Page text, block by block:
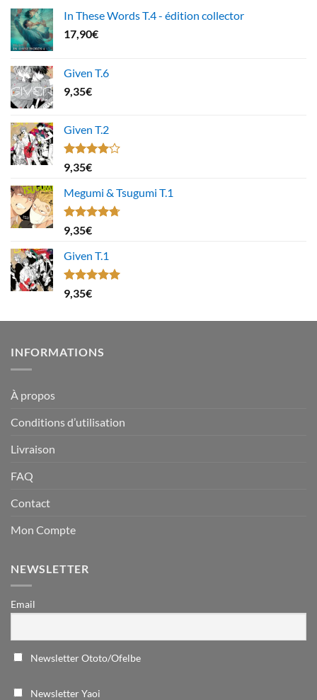
In These Words T.4 - édition collector
17,90€
Given T.6
9,35€
Given T.2
Note
4.00
5
9,35€
Megumi & Tsugumi T.1
Note4.67
sur 5
9,35€
Given T.1
Note5.00
sur 5
9,35€
INFORMATIONS
À propos
Conditions d’utilisation
Livraison
FAQ
Contact
Mon Compte
NEWSLETTER
Email
Newsletter Ototo/Ofelbe
Newsletter Yaoi